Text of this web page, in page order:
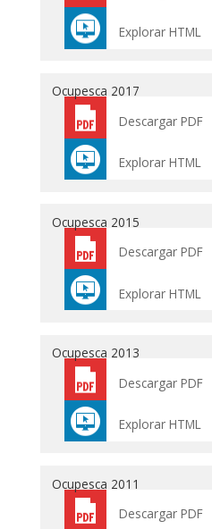
Explorar HTML
Ocupesca 2017
Descargar PDF
Explorar HTML
Ocupesca 2015
Descargar PDF
Explorar HTML
Ocupesca 2013
Descargar PDF
Explorar HTML
Ocupesca 2011
Descargar PDF